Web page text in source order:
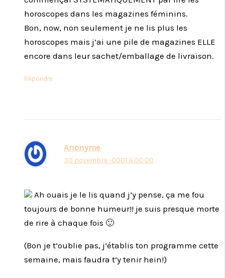
horoscopes dans les magazines féminins.
Bon, now, non seulement je ne lis plus les
horoscopes mais j’ai une pile de magazines ELLE
encore dans leur sachet/emballage de livraison.
Répondre
Anonyme
30 novembre -0001 à 00:00
Ah ouais je le lis quand j’y pense, ça me fou
toujours de bonne humeur!! je suis presque morte
de rire à chaque fois 🙂
(Bon je t’oublie pas, j’établis ton programme cette
semaine, mais faudra t’y tenir hein!)